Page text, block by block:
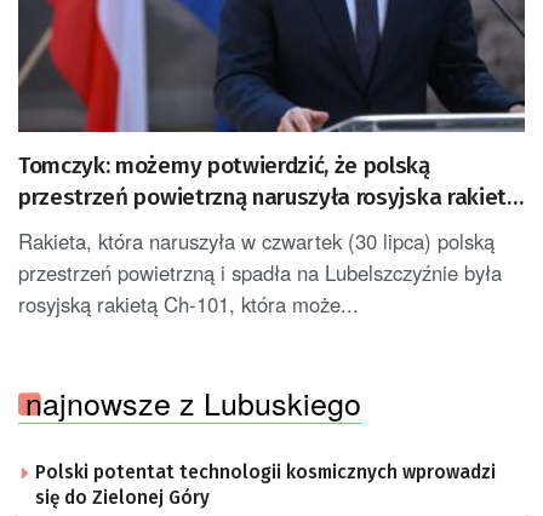
Tomczyk: możemy potwierdzić, że polską
przestrzeń powietrzną naruszyła rosyjska rakieta
Ch-101
Rakieta, która naruszyła w czwartek (30 lipca) polską
przestrzeń powietrzną i spadła na Lubelszczyźnie była
rosyjską rakietą Ch-101, która może...
najnowsze z Lubuskiego
Polski potentat technologii kosmicznych wprowadzi
się do Zielonej Góry